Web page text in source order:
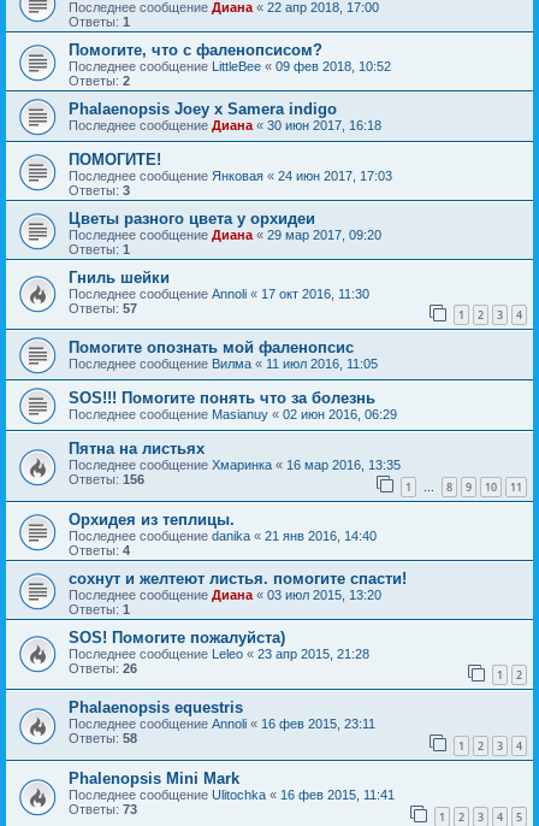
Последнее сообщение Диана « 22 апр 2018, 17:00
Ответы: 1
Помогите, что с фаленопсисом?
Последнее сообщение LittleBee « 09 фев 2018, 10:52
Ответы: 2
Phalaenopsis Joey x Samera indigo
Последнее сообщение Диана « 30 июн 2017, 16:18
ПОМОГИТЕ!
Последнее сообщение Янковая « 24 июн 2017, 17:03
Ответы: 3
Цветы разного цвета у орхидеи
Последнее сообщение Диана « 29 мар 2017, 09:20
Ответы: 1
Гниль шейки
Последнее сообщение Annoli « 17 окт 2016, 11:30
Ответы: 57 1 2 3 4
Помогите опознать мой фаленопсис
Последнее сообщение Вилма « 11 июл 2016, 11:05
SOS!!! Помогите понять что за болезнь
Последнее сообщение Masianuy « 02 июн 2016, 06:29
Пятна на листьях
Последнее сообщение Хмаринка « 16 мар 2016, 13:35
Ответы: 156 1 … 8 9 10 11
Орхидея из теплицы.
Последнее сообщение danika « 21 янв 2016, 14:40
Ответы: 4
сохнут и желтеют листья. помогите спасти!
Последнее сообщение Диана « 03 июл 2015, 13:20
Ответы: 1
SOS! Помогите пожалуйста)
Последнее сообщение Leleo « 23 апр 2015, 21:28
Ответы: 26 1 2
Phalaenopsis equestris
Последнее сообщение Annoli « 16 фев 2015, 23:11
Ответы: 58 1 2 3 4
Phalenopsis Mini Mark
Последнее сообщение Ulitochka « 16 фев 2015, 11:41
Ответы: 73 1 2 3 4 5